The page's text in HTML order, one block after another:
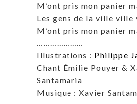
M’ont pris mon panier
Les gens de la ville ville
M’ont pris mon panier
Illustrations : Philippe
Chant Émilie Pouyer &
Santamaria
Musique : Xavier